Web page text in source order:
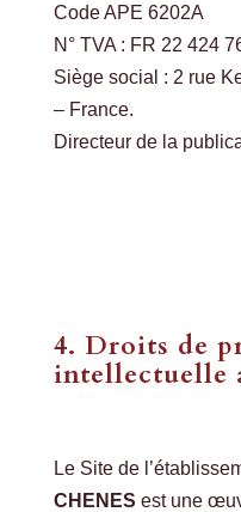
Code APE 6202A
N° TVA : FR 22 424
Siège social : 2 rue
– France.
Directeur de la
4. Droits de
intellectuelle
Le Site de
CHENES est une